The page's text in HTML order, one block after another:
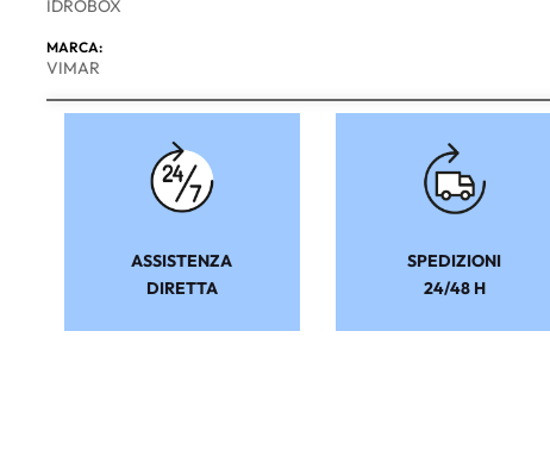
IDROBOX
MARCA:
VIMAR
ASSISTENZA
DIRETTA
SPEDIZIONI
24/48 H